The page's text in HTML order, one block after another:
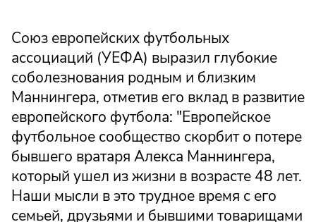
Союз европейских футбольных
ассоциаций (УЕФА) выразил глубокие
соболезнования родным и близким
Маннингера, отметив его вклад в развитие
европейского футбола: "Европейское
футбольное сообщество скорбит о потере
бывшего вратаря Алекса Маннингера,
который ушел из жизни в возрасте 48 лет.
Наши мысли в это трудное время с его
семьей, друзьями и бывшими товарищами